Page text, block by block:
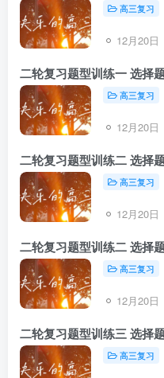
高三复习
12月20日
二轮复习题型训练一 选择
高三复习
12月20日
二轮复习题型训练二 选择
高三复习
12月20日
二轮复习题型训练二 选择
高三复习
12月20日
二轮复习题型训练三 选择
高三复习